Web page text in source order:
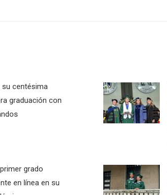
su centésima
graduación con
grado
en línea en su